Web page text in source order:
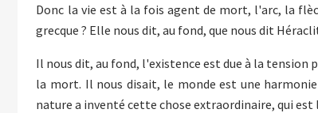
Donc la vie est à la fois agent de mort, l'arc, la
grecque ? Elle nous dit, au fond, que nous dit
Il nous dit, au fond, l'existence est due à la
la mort. Il nous disait, le monde est une
nature a inventé cette chose extraordinaire, qui